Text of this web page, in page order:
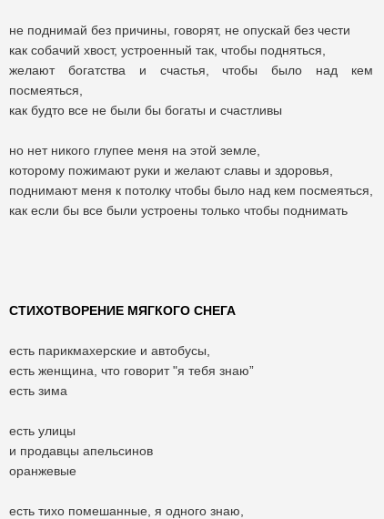
не поднимай без причины, говорят, не опускай без чести
как собачий хвост, устроенный так, чтобы подняться,
желают богатства и счастья, чтобы было над кем
посмеяться,
как будто все не были бы богаты и счастливы
но нет никого глупее меня на этой земле,
которому пожимают руки и желают славы и здоровья,
поднимают меня к потолку чтобы было над кем посмеяться,
как если бы все были устроены только чтобы поднимать
СТИХОТВОРЕНИЕ МЯГКОГО СНЕГА
есть парикмахерские и автобусы,
есть женщина, что говорит "я тебя знаю”
есть зима
есть улицы
и продавцы апельсинов
оранжевые
есть тихо помешанные, я одного знаю,